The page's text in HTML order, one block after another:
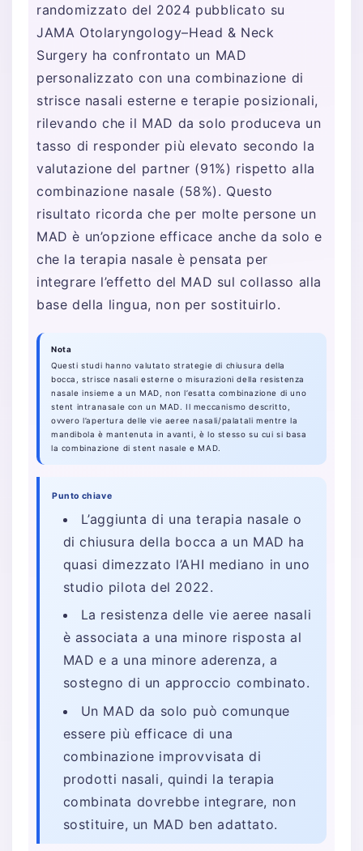
randomizzato del 2024 pubblicato su
JAMA Otolaryngology–Head & Neck
Surgery ha confrontato un MAD
personalizzato con una combinazione di
strisce nasali esterne e terapie posizionali,
rilevando che il MAD da solo produceva un
tasso di responder più elevato secondo la
valutazione del partner (91%) rispetto alla
combinazione nasale (58%). Questo
risultato ricorda che per molte persone un
MAD è un’opzione efficace anche da solo e
che la terapia nasale è pensata per
integrare l’effetto del MAD sul collasso alla
base della lingua, non per sostituirlo.
Nota
Questi studi hanno valutato strategie di chiusura della
bocca, strisce nasali esterne o misurazioni della resistenza
nasale insieme a un MAD, non l’esatta combinazione di uno
stent intranasale con un MAD. Il meccanismo descritto,
ovvero l’apertura delle vie aeree nasali/palatali mentre la
mandibola è mantenuta in avanti, è lo stesso su cui si basa
la combinazione di stent nasale e MAD.
Punto chiave
L’aggiunta di una terapia nasale o
di chiusura della bocca a un MAD ha
quasi dimezzato l’AHI mediano in uno
studio pilota del 2022.
La resistenza delle vie aeree nasali
è associata a una minore risposta al
MAD e a una minore aderenza, a
sostegno di un approccio combinato.
Un MAD da solo può comunque
essere più efficace di una
combinazione improvvisata di
prodotti nasali, quindi la terapia
combinata dovrebbe integrare, non
sostituire, un MAD ben adattato.